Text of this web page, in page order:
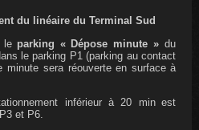
du linéaire du Terminal Sud
le parking « Dépose minute » du
le parking P1 (parking au contact
minute sera réouverteen surface à
inférieur à 20 min est
et P6.